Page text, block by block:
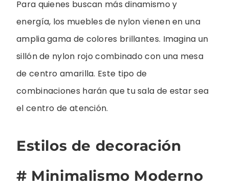
Para quienes buscan más dinamismo y
energía, los muebles de nylon vienen en una
amplia gama de colores brillantes. Imagina un
sillón de nylon rojo combinado con una mesa
de centro amarilla. Este tipo de
combinaciones harán que tu sala de estar sea
el centro de atención.
Estilos de decoración
# Minimalismo Moderno